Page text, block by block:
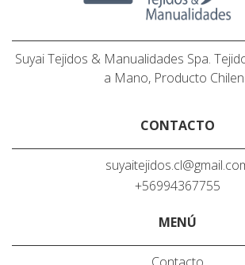
Suyai Tejidos & Manualidades Spa.
a Mano, Producto
CONTACTO
+56994367755
MENÚ